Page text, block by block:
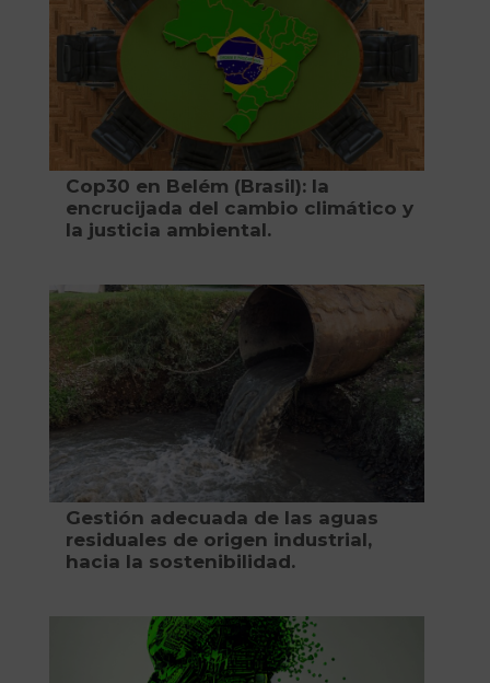
Cop30 en Belém (Brasil): la
encrucijada del cambio climático y
la justicia ambiental.
Gestión adecuada de las aguas
residuales de origen industrial,
hacia la sostenibilidad.